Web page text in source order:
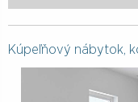
Kúpeľňový nábytok,